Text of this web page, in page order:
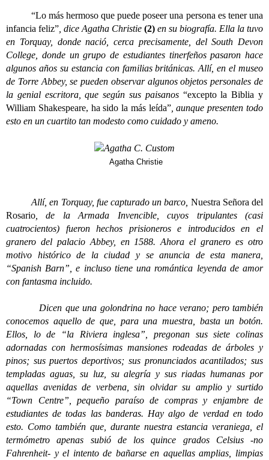
“Lo más hermoso que puede poseer una persona es tener una
infancia feliz” , dice Agatha Christie (2) en su biografía. Ella la tuvo
en Torquay, donde nació, cerca precisamente, del South Devon
College, donde un grupo de estudiantes tinerfeños pasaron hace
algunos años su estancia con familias británicas. Allí, en el museo
de Torre Abbey, se pueden observar algunos objetos personales de
la genial escritora, que según sus paisanos “excepto la Biblia y
William Shakespeare, ha sido la más leída”, aunque presenten todo
esto en un cuartito tan modesto como cuidado y ameno.
Agatha Christie
Allí, en Torquay, fue capturado un barco, Nuestra Señora del
Rosario , de la Armada Invencible, cuyos tripulantes (casi
cuatrocientos) fueron hechos prisioneros e introducidos en el
granero del palacio Abbey, en 1588. Ahora el granero es otro
motivo histórico de la ciudad y se anuncia de esta manera,
“Spanish Barn”, e incluso tiene una romántica leyenda de amor
con fantasma incluido.
Dicen que una golondrina no hace verano; pero también
conocemos aquello de que, para una muestra, basta un botón.
Ellos, lo de “la Riviera inglesa”, pregonan sus siete colinas
adornadas con hermosísimas mansiones rodeadas de árboles y
pinos; sus puertos deportivos; sus pronunciados acantilados; sus
templadas aguas, su luz, su alegría y sus riadas humanas por
aquellas avenidas de verbena, sin olvidar su amplio y surtido
“Town Centre”, pequeño paraíso de compras y enjambre de
estudiantes de todas las banderas. Hay algo de verdad en todo
esto. Como también que, durante nuestra estancia veraniega, el
termómetro apenas subió de los quince grados Celsius -no
Fahrenheit- y el intento de bañarse en aquellas amplias, limpias